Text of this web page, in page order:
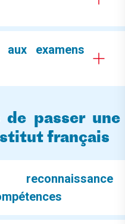
examens
de passer une
français